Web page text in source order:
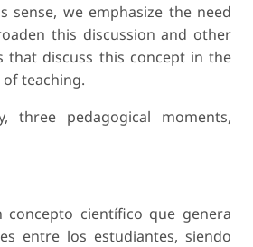
sense, we emphasize the need
this discussion and other
that discuss this concept in the
teaching.
three pedagogical moments,
concepto científico que genera
entre los estudiantes, siendo